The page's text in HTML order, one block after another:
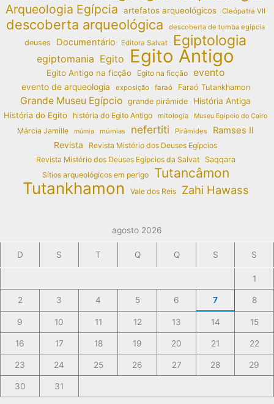
Arqueologia Egípcia artefatos arqueológicos Cleópatra VII
descoberta arqueológica descoberta de tumba egípcia
deuses Documentário Editora Salvat Egiptologia
egiptomania Egito Egito Antigo
Egito Antigo na ficção Egito na ficção evento
evento de arqueologia exposição faraó Faraó Tutankhamon
Grande Museu Egípcio grande pirâmide
História Antiga
História do Egito
história do Egito Antigo mitologia Museu Egípcio do Cairo
Márcia Jamille múmia múmias nefertiti Pirâmides Ramses II
Revista
Revista Mistério dos Deuses Egípcios
Revista Mistério dos Deuses Egípcios da Salvat
Saqqara
Sítios arqueológicos em perigo
Tutancâmon
Tutankhamon Vale dos Reis Zahi Hawass
agosto 2026
D S T Q Q S S
1
2 3 4 5 6 7 8
9 10 11 12 13 14 15
16 17 18 19 20 21 22
23 24 25 26 27 28 29
30 31